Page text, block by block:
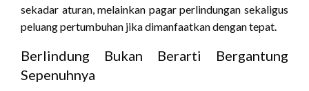
sekadar aturan, melainkan pagar perlindungan sekaligus
peluang pertumbuhan jika dimanfaatkan dengan tepat.
Berlindung Bukan Berarti Bergantung
Sepenuhnya